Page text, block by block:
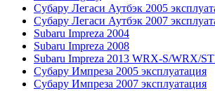
Субару Легаси Аутбэк 2005
Субару Легаси Аутбэк 2007
Subaru Impreza 2004
Subaru Impreza 2008
Subaru Impreza 2013 WRX-S/WRX/
Субару Импреза 2005 эксплуатация
Субару Импреза 2007 эксплуатация